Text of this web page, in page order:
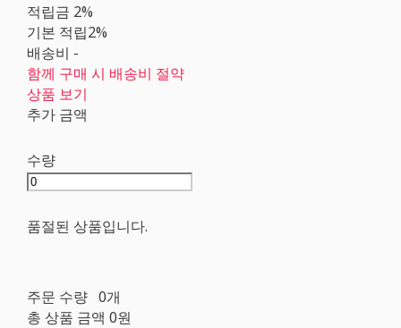
적립금 2%
기본 적립2%
배송비 -
함께 구매 시 배송비 절약
상품 보기
추가 금액
수량
품절된 상품입니다.
주문 수량 0개
총 상품 금액 0원